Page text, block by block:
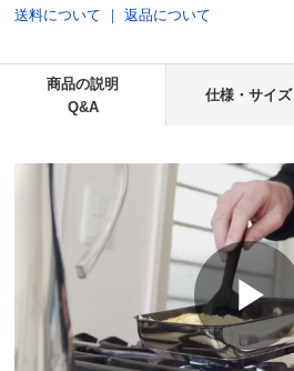
送料について ｜返品について
商品の説明
Q&A
仕様・サイズ